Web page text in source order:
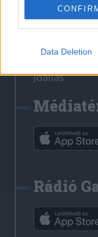
Data Deletion
Erdélyi Napló
Főtér
Jóállás
Rádió